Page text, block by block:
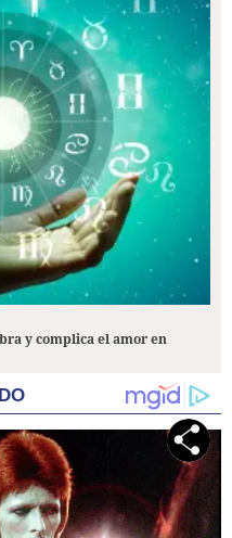
y complica el amor en